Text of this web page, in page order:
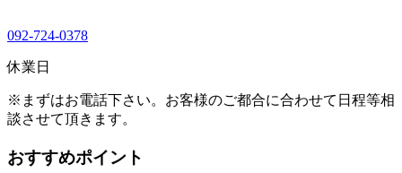
092-724-0378
休業日
※まずはお電話下さい。お客様のご都合に合わせて日程等相
談させて頂きます。
おすすめポイント